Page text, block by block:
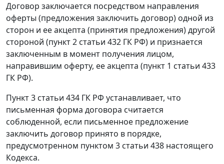
Договор заключается посредством направления
оферты (предложения заключить договор) одной из
сторон и ее акцепта (принятия предложения) другой
стороной (пункт 2 статьи 432 ГК РФ) и признается
заключенным в момент получения лицом,
направившим оферту, ее акцепта (пункт 1 статьи 433
ГК РФ).
Пункт 3 статьи 434 ГК РФ устанавливает, что
письменная форма договора считается
соблюденной, если письменное предложение
заключить договор принято в порядке,
предусмотренном пунктом 3 статьи 438 настоящего
Кодекса.